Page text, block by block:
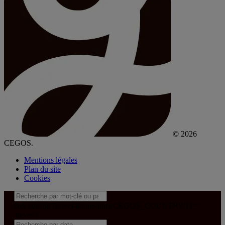
© 2026
CEGOS.
Mentions légales
Plan du site
Cookies